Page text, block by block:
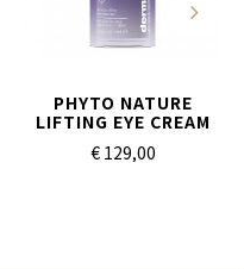
PHYTO NATURE
LIFTING EYE CREAM
€ 129,00